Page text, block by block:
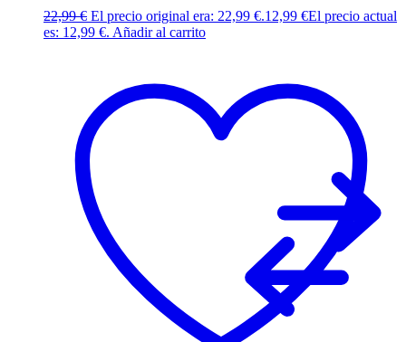
22,99€ El precio original era: 22,99 €.12,99 €El precio actual
es: 12,99 €. Añadir al carrito